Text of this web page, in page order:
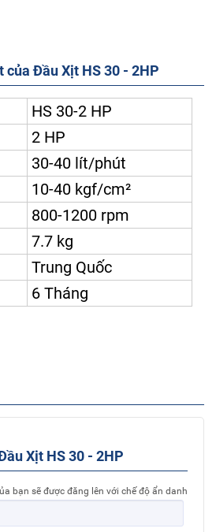
của Đầu Xịt HS 30 - 2HP
HS 30-2 HP
2 HP
30-40 lít/phút
10-40 kgf/cm²
800-1200 rpm
7.7 kg
Trung Quốc
6 Tháng
Xịt HS 30 - 2HP
bạn sẽ được đăng lên với chế độ ẩn danh